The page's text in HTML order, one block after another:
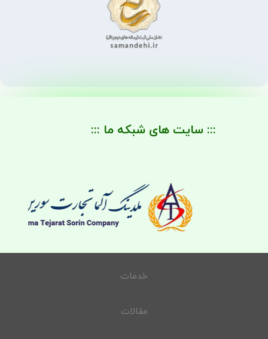
::: سایت های شبکه ما :::
خدمات
مقالات